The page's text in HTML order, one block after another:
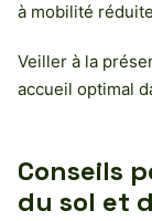
à mobilité
Veiller à la
accueil optimal
Conseils
du sol et